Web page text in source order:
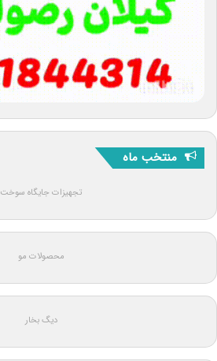
منتخب ماه
تجهیزات جایگاه سوخت
محصولات مو
دیگ بخار